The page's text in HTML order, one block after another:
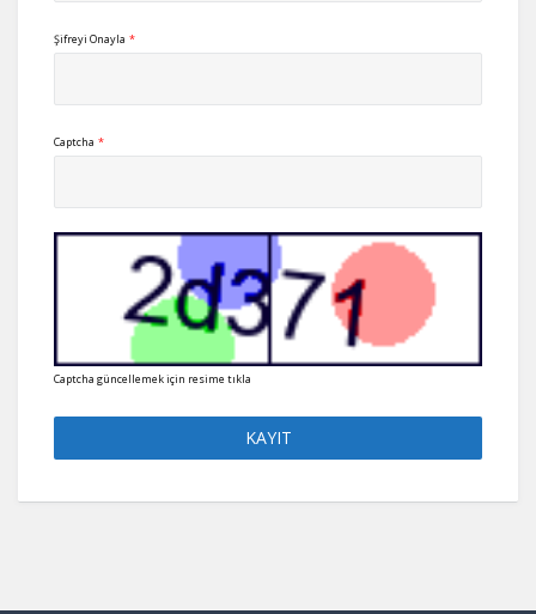
Şifreyi Onayla *
Captcha *
Captcha güncellemek için resime tıkla